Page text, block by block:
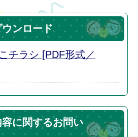
ンロード
チラシ [PDF形式／
に関するお問い